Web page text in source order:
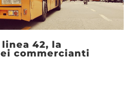
42, la
commercianti